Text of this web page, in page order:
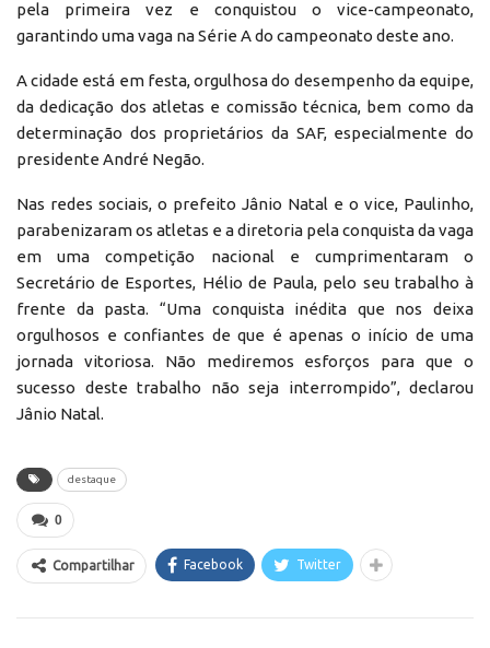
pela primeira vez e conquistou o vice-campeonato,
garantindo uma vaga na Série A do campeonato deste ano.
A cidade está em festa, orgulhosa do desempenho da equipe,
da dedicação dos atletas e comissão técnica, bem como da
determinação dos proprietários da SAF, especialmente do
presidente André Negão.
Nas redes sociais, o prefeito Jânio Natal e o vice, Paulinho,
parabenizaram os atletas e a diretoria pela conquista da vaga
em uma competição nacional e cumprimentaram o
Secretário de Esportes, Hélio de Paula, pelo seu trabalho à
frente da pasta. “Uma conquista inédita que nos deixa
orgulhosos e confiantes de que é apenas o início de uma
jornada vitoriosa. Não mediremos esforços para que o
sucesso deste trabalho não seja interrompido”, declarou
Jânio Natal.
destaque
0
Compartilhar Facebook Twitter